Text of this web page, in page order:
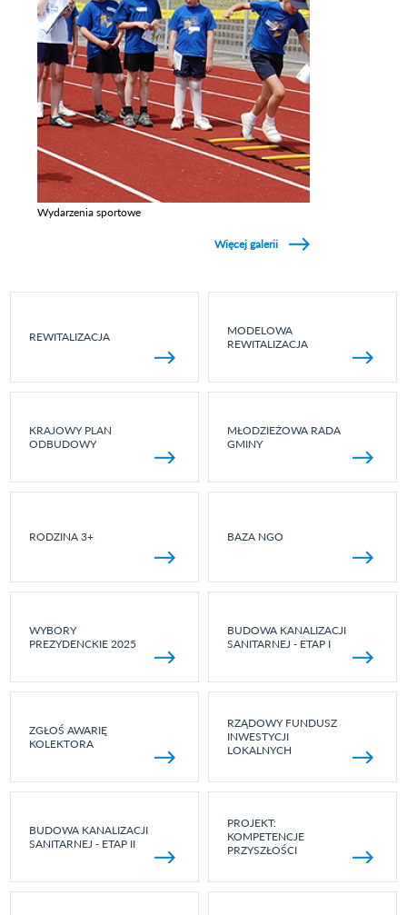
Wydarzenia sportowe
Więcej galerii
REWITALIZACJA
MODELOWA
REWITALIZACJA
KRAJOWY PLAN
ODBUDOWY
MŁODZIEŻOWA RADA
GMINY
RODZINA 3+ BAZA NGO
WYBORY
PREZYDENCKIE 2025
BUDOWA KANALIZACJI
SANITARNEJ - ETAP I
ZGŁOŚ AWARIĘ
KOLEKTORA
RZĄDOWY FUNDUSZ
INWESTYCJI
LOKALNYCH
BUDOWA KANALIZACJI
SANITARNEJ - ETAP II
PROJEKT:
KOMPETENCJE
PRZYSZŁOŚCI